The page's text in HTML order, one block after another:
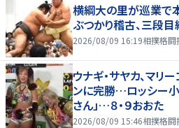
横綱大の里が巡業
ぶつかり稽古、三段
2026/08/09 16:19相撲格闘
ウナギ・サヤカ、マリ
ンに完勝…ロッシー
さん」…８・９おおた
2026/08/09 15:46相撲格闘